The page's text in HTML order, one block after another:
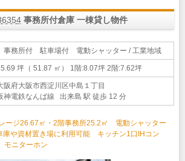
事務所付倉庫 一棟貸し物件
事務所付 駐車場付 電動シャッター / 工業地域
坪（ 51.87 ㎡） 1階:8.07坪 2階:7.62坪
阪府大阪市西淀川区中島１丁目
神電鉄なんば線 出来島 駅 徒歩 12 分
ージ26.67㎡・2階事務所25.2㎡ 電動シャッター
や資材置き場に利用可能 キッチン1口IHコン
ニターホン